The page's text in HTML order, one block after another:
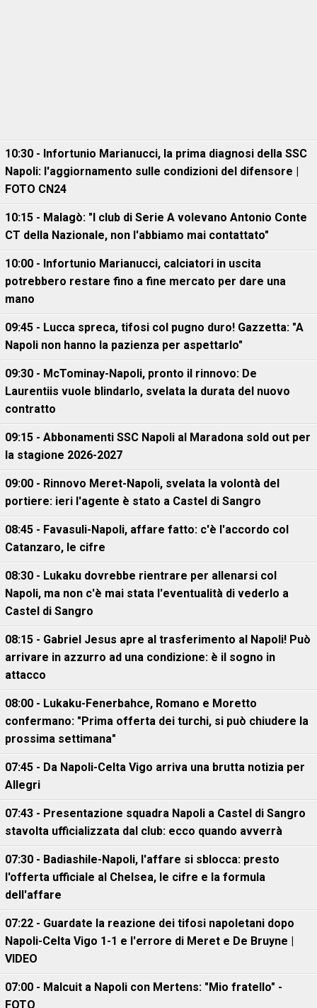
10:30 - Infortunio Marianucci, la prima diagnosi della SSC
Napoli: l'aggiornamento sulle condizioni del difensore |
FOTO CN24
10:15 - Malagò: "I club di Serie A volevano Antonio Conte
CT della Nazionale, non l'abbiamo mai contattato"
10:00 - Infortunio Marianucci, calciatori in uscita
potrebbero restare fino a fine mercato per dare una
mano
09:45 - Lucca spreca, tifosi col pugno duro! Gazzetta: "A
Napoli non hanno la pazienza per aspettarlo"
09:30 - McTominay-Napoli, pronto il rinnovo: De
Laurentiis vuole blindarlo, svelata la durata del nuovo
contratto
09:15 - Abbonamenti SSC Napoli al Maradona sold out per
la stagione 2026-2027
09:00 - Rinnovo Meret-Napoli, svelata la volontà del
portiere: ieri l'agente è stato a Castel di Sangro
08:45 - Favasuli-Napoli, affare fatto: c'è l'accordo col
Catanzaro, le cifre
08:30 - Lukaku dovrebbe rientrare per allenarsi col
Napoli, ma non c'è mai stata l'eventualità di vederlo a
Castel di Sangro
08:15 - Gabriel Jesus apre al trasferimento al Napoli! Può
arrivare in azzurro ad una condizione: è il sogno in
attacco
08:00 - Lukaku-Fenerbahce, Romano e Moretto
confermano: "Prima offerta dei turchi, si può chiudere la
prossima settimana"
07:45 - Da Napoli-Celta Vigo arriva una brutta notizia per
Allegri
07:43 - Presentazione squadra Napoli a Castel di Sangro
stavolta ufficializzata dal club: ecco quando avverrà
07:30 - Badiashile-Napoli, l'affare si sblocca: presto
l'offerta ufficiale al Chelsea, le cifre e la formula
dell'affare
07:22 - Guardate la reazione dei tifosi napoletani dopo
Napoli-Celta Vigo 1-1 e l'errore di Meret e De Bruyne |
VIDEO
07:00 - Malcuit a Napoli con Mertens: "Mio fratello" -
FOTO